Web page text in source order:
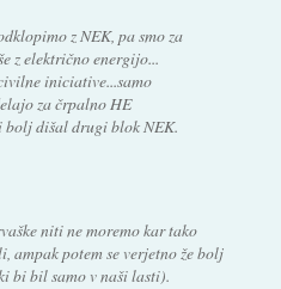
z NEK, pa smo za
z električno energijo...
iniciative...samo
za črpalno HE
bolj dišal drugi blok NEK.
niti ne moremo kar tako
potem se verjetno že bolj
bi bil samo v naši lasti).